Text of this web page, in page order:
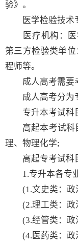
验》。
医学检验技术
医疗机构：医
第三方检验类单
程师等。
成人高考需要
成人高考分为专
专升本考试科目
高起本考试科目
理、物理化学;
高起专考试科目
1.专升本各专
(1.文史类：政
(2.理工类：政
(3.经管类：政
(4.医药类：政